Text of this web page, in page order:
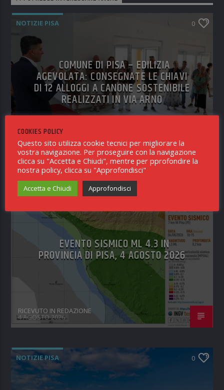
NOTIZIE PISA 0
COMUNE DI PISA – EDILIZIA
AGEVOLATA: CONSEGNATE LE CHIAVI
DI 12 ALLOGGI A CANONE SOSTENIBILE
REALIZZATI IN VIA ARNO
RICEVUTO IN REDAZIONE
5 AGOSTO 2026
NOTIZIE PISA
EVENTO SISMICO ML 4.3 IN
PROVINCIA DI PISA, 4 AGOSTO 2026
RICEVUTO IN REDAZIONE
4 AGOSTO 2026
NOTIZIE PISA 0
COOKIES POLICY
Questo sito utilizza cookie tecnici per migliorare la
vostra navigazione. Per proseguire con la navigazione
clicca su "Accetta e Chiudi", mentre per pprofondire la
nostra policy, clicca su "Approfondisci"
Accetta e Chiudi Approfondisci